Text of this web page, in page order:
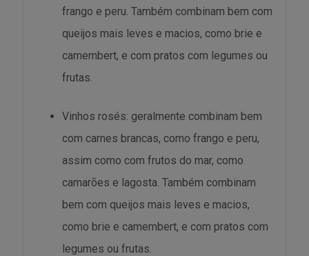
frango e peru. Também combinam bem com
queijos mais leves e macios, como brie e
camembert, e com pratos com legumes ou
frutas.
Vinhos rosés: geralmente combinam bem
com carnes brancas, como frango e peru,
assim como com frutos do mar, como
camarões e lagosta. Também combinam
bem com queijos mais leves e macios,
como brie e camembert, e com pratos com
legumes ou frutas.